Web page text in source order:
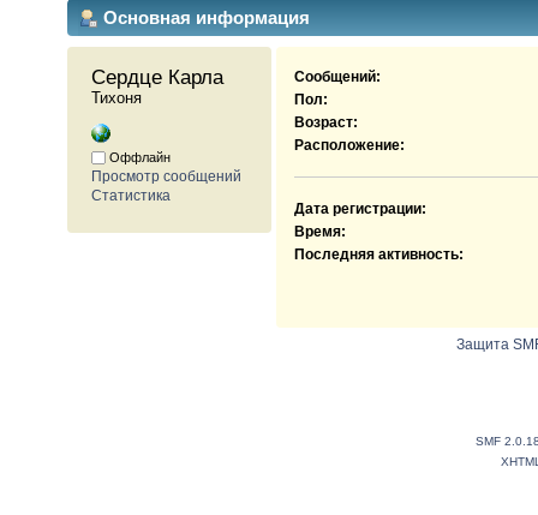
Основная информация
Сердце Карла
Тихоня
Оффлайн
Просмотр сообщений
Статистика
Сообщений:
Пол:
Возраст:
Расположение:
Дата регистрации:
Время:
Последняя активность:
Защита
SMF